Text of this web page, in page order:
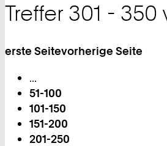
Treffer 301 -
Blättern
erste Seitevorherige Seite
...
51-100
101-150
151-200
201-250